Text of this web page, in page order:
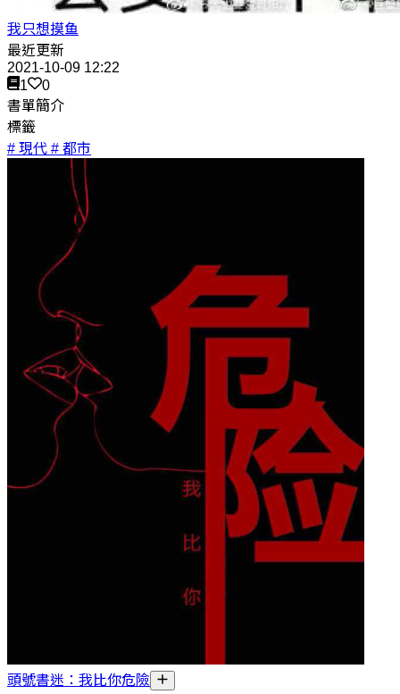
我只想摸鱼
最近更新
2021-10-09 12:22
1
0
書單簡介
標籤
# 現代 # 都市
頭號書迷：我比你危險